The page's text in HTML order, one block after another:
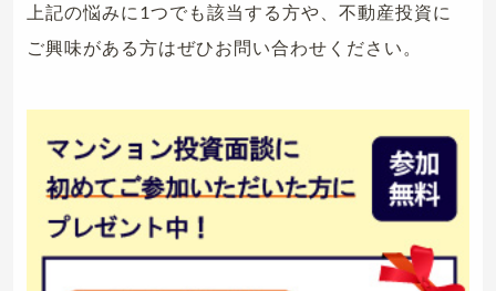
上記の悩みに1つでも該当する方や、不動産投資に
ご興味がある方はぜひお問い合わせください。